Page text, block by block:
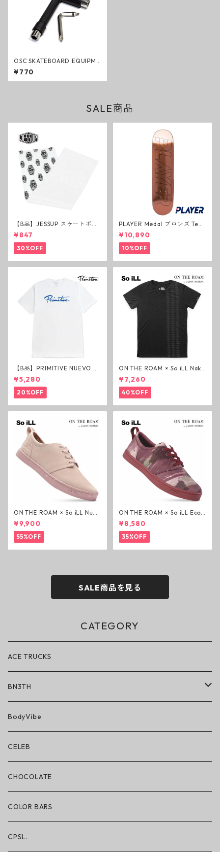
OSC SKATEBOARD EQUIPME
NT SKATE TOOL ブラック T型
レンチ＆ドライバー スケート
ボード スケートツール
¥770
SALE商品
【B品】JESSUP スケートボー
ド グリップテープ ウルトラグ
リップ ホワイト デッキテープ
ジェスアップ ジェサップ
¥847
30%OFF
PLAYER Medal ブロンズ Tea
m Deck P3 スケートボードデ
ッキ プレイヤー メダル
¥10,890
10%OFF
【B品】PRIMITIVE NUEVO SC
RIPT HW TEE WHITE ヘビー
ウェイトTシャツ ホワイト プ
リミティブ
¥5,280
20%OFF
ON THE ROAM × So iLL Nako
a Tee Tシャツ ウルフブラック
オンザローム ジェイソンモモ
ア OTR ビンテージ加工
¥7,260
40%OFF
ON THE ROAM × So iLL Nubu
ck Wino ライフスタイルシュ
ーズ ダーティーピンク オンザ
ローム ジェイソンモモア OTR
スニーカー
¥9,900
55%OFF
ON THE ROAM × So iLL Eco
Camo Wino ライフスタイル
シューズ カモ オンザローム ジ
ェイソンモモア OTR スニーカ
ー
¥8,580
35%OFF
SALE商品を見る
CATEGORY
ACE TRUCKS
BN3TH
BN3TH × ON THE ROAM
ボクサーブリーフ/ショート丈
ボクサーブリーフ/ロング丈
ショートパンツ/2 IN 1
レギンス/フルレングス10分丈
BodyVibe
CELEB
CHOCOLATE
COLOR BARS
CPSL.